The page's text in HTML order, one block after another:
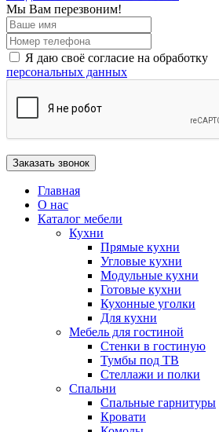
Мы Вам перезвоним!
Я даю своё согласие на обработку
персональных данных
Главная
О нас
Каталог мебели
Кухни
Прямые кухни
Угловые кухни
Модульные кухни
Готовые кухни
Кухонные уголки
Для кухни
Мебель для гостиной
Стенки в гостиную
Тумбы под ТВ
Стеллажи и полки
Спальни
Спальные гарнитуры
Кровати